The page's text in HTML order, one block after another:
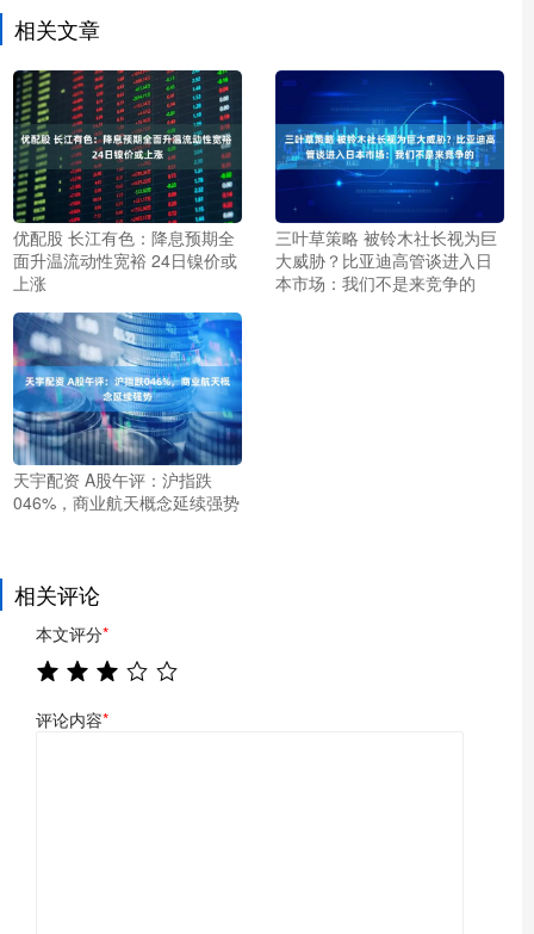
相关文章
优配股 长江有色：降息预期全
面升温流动性宽裕 24日镍价或
上涨
三叶草策略 被铃木社长视为巨
大威胁？比亚迪高管谈进入日
本市场：我们不是来竞争的
天宇配资 A股午评：沪指跌
046%，商业航天概念延续强势
相关评论
本文评分*
评论内容*